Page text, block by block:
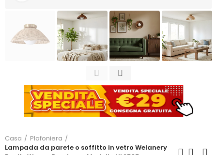
Casa
Plafoniera
Lampada da parete o soffitto in vetro Welanery